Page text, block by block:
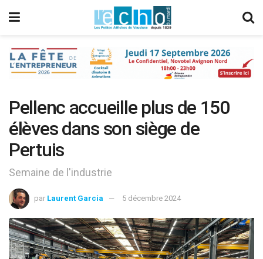
Pellenc accueille plus de 150
élèves dans son siège de
Pertuis
Semaine de l'industrie
par Laurent Garcia 5 décembre 2024